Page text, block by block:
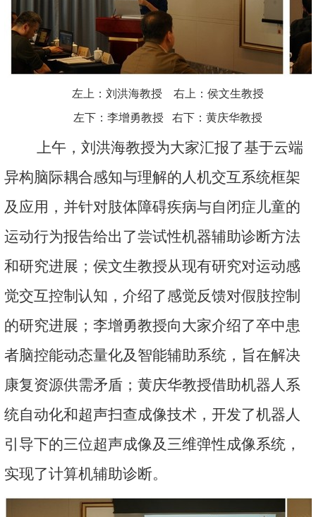
左上：刘洪海教授 右上：侯文生教授
左下：李增勇教授 右下：黄庆华教授
上午，刘洪海教授为大家汇报了基于云端
异构脑际耦合感知与理解的人机交互系统框架
及应用，并针对肢体障碍疾病与自闭症儿童的
运动行为报告给出了尝试性机器辅助诊断方法
和研究进展；侯文生教授从现有研究对运动感
觉交互控制认知，介绍了感觉反馈对假肢控制
的研究进展；李增勇教授向大家介绍了卒中患
者脑控能动态量化及智能辅助系统，旨在解决
康复资源供需矛盾；黄庆华教授借助机器人系
统自动化和超声扫查成像技术，开发了机器人
引导下的三位超声成像及三维弹性成像系统，
实现了计算机辅助诊断。